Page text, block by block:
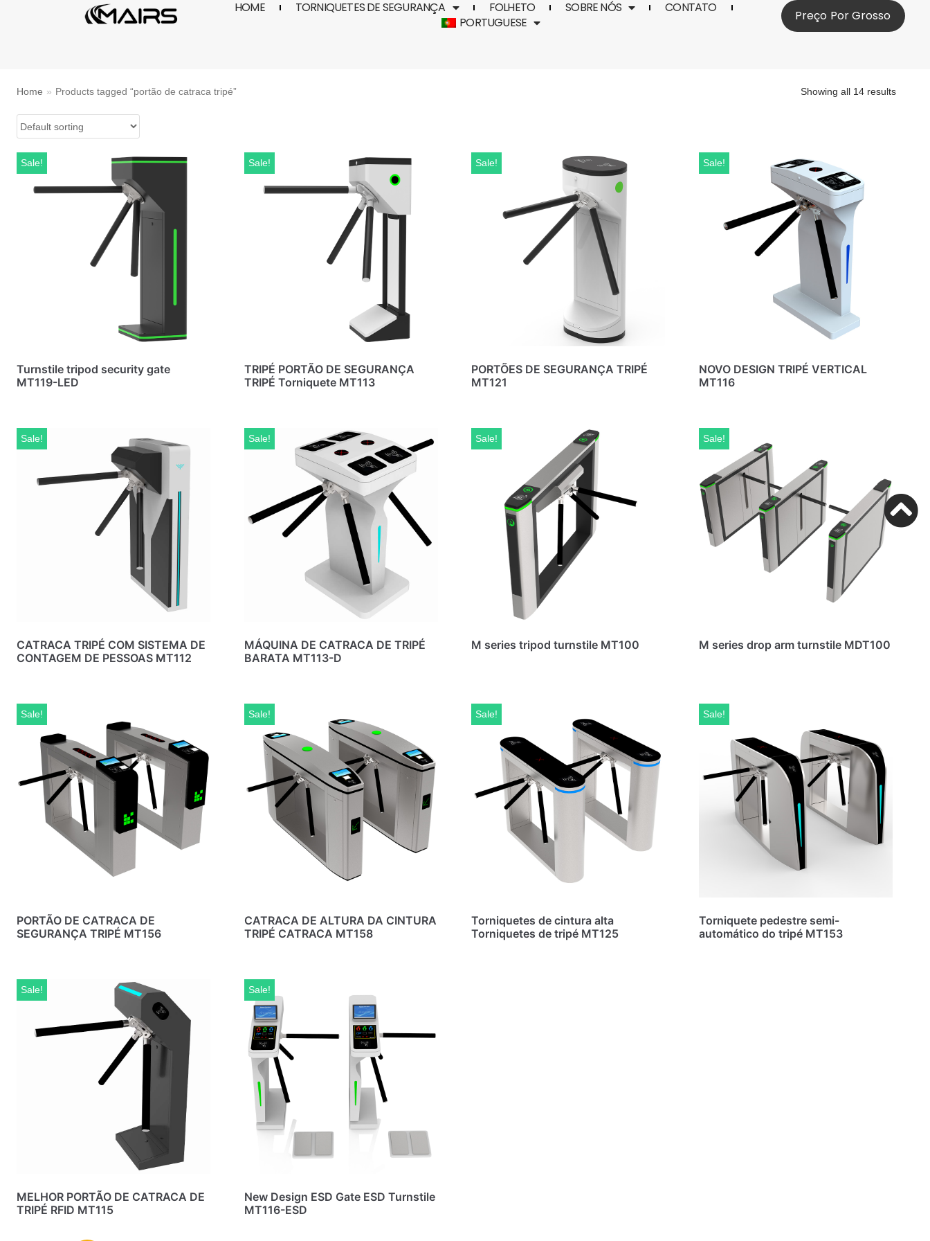
HOME TORNIQUETES DE SEGURANÇA FOLHETO SOBRE NÓS
CONTATO
PORTUGUESE
Preço Por Grosso
Home » Products tagged “portão de catraca tripé” Showing all 14 results
Sale!
Turnstile tripod security gate
MT119-LED
Sale!
TRIPÉ PORTÃO DE SEGURANÇA
TRIPÉ Torniquete MT113
Sale!
PORTÕES DE SEGURANÇA TRIPÉ
MT121
Sale!
NOVO DESIGN TRIPÉ VERTICAL
MT116
Sale!
CATRACA TRIPÉ COM SISTEMA DE
CONTAGEM DE PESSOAS MT112
Sale!
MÁQUINA DE CATRACA DE TRIPÉ
BARATA MT113-D
Sale!
M series tripod turnstile MT100
Sale!
M series drop arm turnstile MDT100
Sale!
PORTÃO DE CATRACA DE
SEGURANÇA TRIPÉ MT156
Sale!
CATRACA DE ALTURA DA CINTURA
TRIPÉ CATRACA MT158
Sale!
Torniquetes de cintura alta
Torniquetes de tripé MT125
Sale!
Torniquete pedestre semi-
automático do tripé MT153
Sale!
MELHOR PORTÃO DE CATRACA DE
TRIPÉ RFID MT115
Sale!
New Design ESD Gate ESD Turnstile
MT116-ESD